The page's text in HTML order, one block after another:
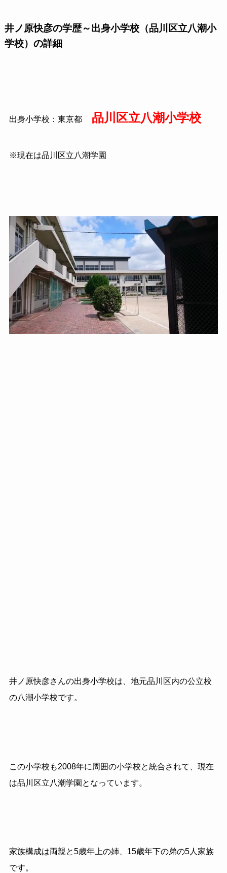
井ノ原快彦の学歴～出身小学校（品川区立八潮小
学校）の詳細
出身小学校：東京都 品川区立八潮小学校
※現在は品川区立八潮学園
井ノ原快彦さんの出身小学校は、地元品川区内の公立校
の八潮小学校です。
この小学校も2008年に周囲の小学校と統合されて、現在
は品川区立八潮学園となっています。
家族構成は両親と5歳年上の姉、15歳年下の弟の5人家族
です。